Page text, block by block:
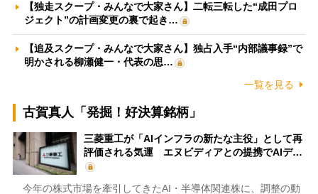
【独走スクープ・みんなで大家さん】二転三転した“成田プロ
ジェクト”の計画変更の裏で起き…
【追及スクープ・みんなで大家さん】独占入手“内部議事録”で
明かされる柳瀬健一・代表の思…
一覧を見る
古賀真人「発掘！好決算銘柄」
三菱重工が「AIインフラの新たな主役」として再
評価される気運 エヌビディアとの提携でAIデ…
今年の株式市場を牽引してきたAI・半導体関連株に、調整の動